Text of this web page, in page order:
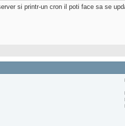
si printr-un cron il poti face sa se